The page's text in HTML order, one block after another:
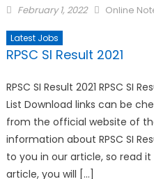
February 1, 2022 Online
Latest Jobs
RPSC SI Result 2021
RPSC SI Result 2021 RPSC SI
List Download links can be
from the official website of
information about RPSC SI
to you in our article, so read
article, you will […]